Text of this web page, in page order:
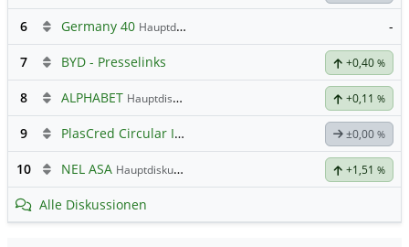
6 Germany 40 Hauptdiskussion -
7 BYD - Presselinks +0,40 %
8 ALPHABET Hauptdiskussion +0,11 %
9 PlasCred Circular Innovations ±0,00 %
10 NEL ASA Hauptdiskussion +1,51 %
Alle Diskussionen